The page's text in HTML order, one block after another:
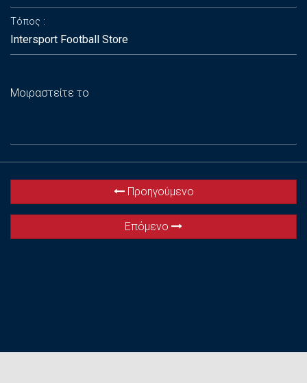
Τόπος
Intersport Football Store
Μοιραστείτε το
Προηγούμενο
Επόμενο